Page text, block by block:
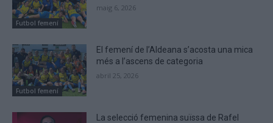
Futbol femení
maig 6, 2026
Futbol femení
El femení de l’Aldeana s’acosta una mica
més a l’ascens de categoria
abril 25, 2026
La selecció femenina suïssa de Rafel